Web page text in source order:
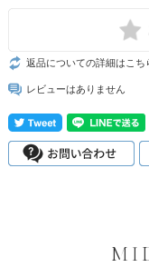
返品についての詳細はこち
レビューはありません